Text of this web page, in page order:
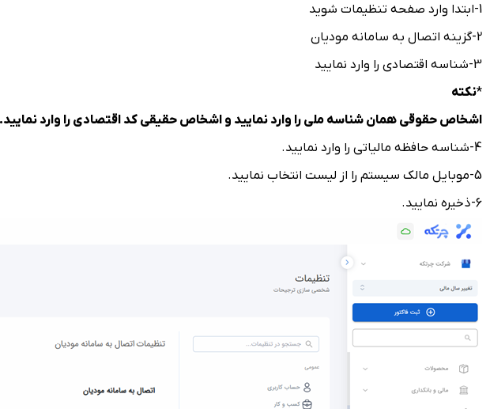
1-ابتدا وارد صفحه تنظیمات شوید
2-گزینه اتصال به سامانه مودیان
3-شناسه اقتصادی را وارد نمایید
*نکته
اشخاص حقوقی همان شناسه ملی را وارد نمایید و اشخاص حقیقی کد اقتصادی را وارد نمایید.
4-شناسه حافظه مالیاتی را وارد نمایید.
5-موبایل مالک سیستم را از لیست انتخاب نمایید.
6-ذخیره نمایید.